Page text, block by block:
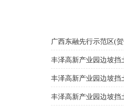
广西东融先行示范区(
丰泽高新产业园边坡挡
丰泽高新产业园边坡挡
丰泽高新产业园边坡挡